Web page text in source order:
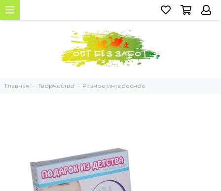
Главная Творчество Разное интересное